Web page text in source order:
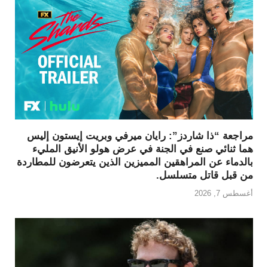
مراجعة “ذا شاردز”: رايان ميرفي وبريت إيستون إليس
هما ثنائي صنع في الجنة في عرض هولو الأنيق المليء
بالدماء عن المراهقين المميزين الذين يتعرضون للمطاردة
من قبل قاتل متسلسل.
أغسطس 7, 2026